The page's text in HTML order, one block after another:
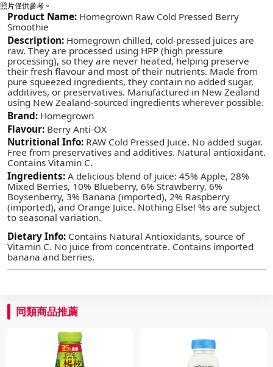
照片僅供參考。
Product Name: Homegrown Raw Cold Pressed Berry
Smoothie
Description: Homegrown chilled, cold-pressed juices are
raw. They are processed using HPP (high pressure
processing), so they are never heated, helping preserve
their fresh flavour and most of their nutrients. Made from
pure squeezed ingredients, they contain no added sugar,
additives, or preservatives. Manufactured in New Zealand
using New Zealand-sourced ingredients wherever possible.
Brand: Homegrown
Flavour: Berry Anti-OX
Nutritional Info: RAW Cold Pressed Juice. No added sugar.
Free from preservatives and additives. Natural antioxidant.
Contains Vitamin C.
Ingredients: A delicious blend of juice: 45% Apple, 28%
Mixed Berries, 10% Blueberry, 6% Strawberry, 6%
Boysenberry, 3% Banana (imported), 2% Raspberry
(imported), and Orange Juice. Nothing Else! %s are subject
to seasonal variation.
Dietary Info: Contains Natural Antioxidants, source of
Vitamin C. No juice from concentrate. Contains imported
banana and berries.
同類商品推薦